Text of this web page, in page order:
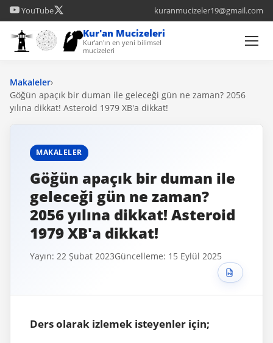
YouTube kuranmucizeler19@gmail.com
Kur'an Mucizeleri
Kur'an'ın en yeni bilimsel
mucizeleri
Makaleler›
Göğün apaçık bir duman ile geleceği gün ne zaman? 2056
yılına dikkat! Asteroid 1979 XB'a dikkat!
MAKALELER
Göğün apaçık bir duman ile
geleceği gün ne zaman?
2056 yılına dikkat! Asteroid
1979 XB'a dikkat!
Yayın: 22 Şubat 2023Güncelleme: 15 Eylül 2025
Ders olarak izlemek isteyenler için;